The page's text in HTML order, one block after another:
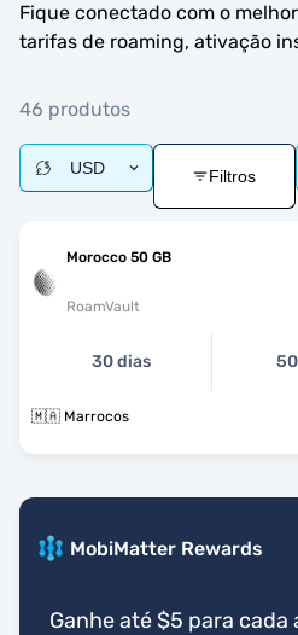
Fique conectado com o
tarifas de roaming, ativação
46 produtos
USD Filtros
Morocco 50 GB
RoamVault
30 dias
🇲🇦 Marrocos
MobiMatter Rewards
Ganhe até $5 para cada